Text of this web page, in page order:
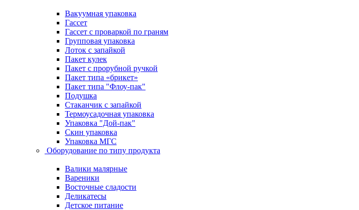
Вакуумная упаковка
Гассет
Гассет с проваркой по граням
Групповая упаковка
Лоток с запайкой
Пакет кулек
Пакет с прорубной ручкой
Пакет типа «брикет»
Пакет типа "Флоу-пак"
Подушка
Стаканчик с запайкой
Термоусадочная упаковка
Упаковка "Дой-пак"
Скин упаковка
Упаковка МГС
Оборудование по типу продукта
Валики малярные
Вареники
Восточные сладости
Деликатесы
Детское питание